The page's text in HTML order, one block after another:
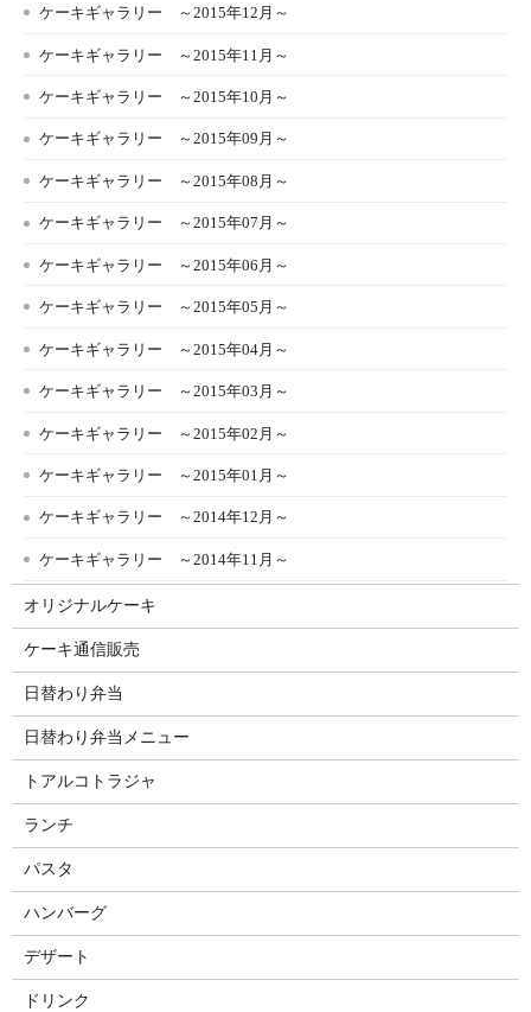
ケーキギャラリー ～2015年12月～
ケーキギャラリー ～2015年11月～
ケーキギャラリー ～2015年10月～
ケーキギャラリー ～2015年09月～
ケーキギャラリー ～2015年08月～
ケーキギャラリー ～2015年07月～
ケーキギャラリー ～2015年06月～
ケーキギャラリー ～2015年05月～
ケーキギャラリー ～2015年04月～
ケーキギャラリー ～2015年03月～
ケーキギャラリー ～2015年02月～
ケーキギャラリー ～2015年01月～
ケーキギャラリー ～2014年12月～
ケーキギャラリー ～2014年11月～
オリジナルケーキ
ケーキ通信販売
日替わり弁当
日替わり弁当メニュー
トアルコトラジャ
ランチ
パスタ
ハンバーグ
デザート
ドリンク